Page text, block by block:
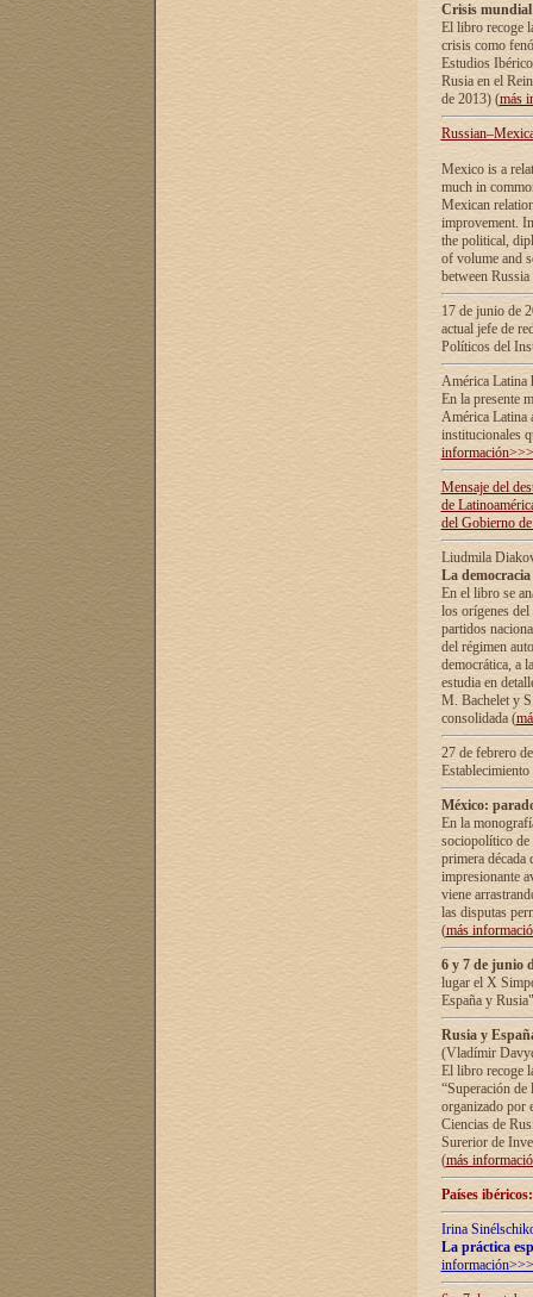
Crisis
El libro recoge
crisis como
Estudios
Rusia en el
de 2013) (más
Mexico is a
much in
Mexican
improvement.
the political,
of volume and
between
17 de junio de
actual jefe de
Políticos del
América Latina
En la presente
América Latina
institucionales
información>>>
Mensaje del
de
del Gobierno
Liudmila
La
En el libro se
los orígenes
partidos
del régimen
democrática, а
estudia en
М. Bachelet у
consolidada (
27 de febrero
México:
En la
sociopolítico de
primera década
impresionante
viene
las disputas
(más
6 y 7 de junio
lugar el X
España y
Rusia y
(Vladímir
El libro recoge
“Superación
organizado por
Ciencias de
Surerior de
(más
Países
Irina
La práctica
información>>>